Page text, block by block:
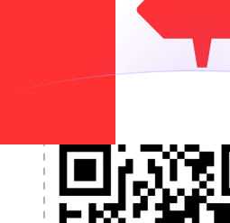
programmez des alertes de
l'argent à l'étranger sans frais
l'application dès aujourd'hui !